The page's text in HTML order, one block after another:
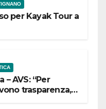
per Kayak Tour a
– AVS: “Per
trasparenza,